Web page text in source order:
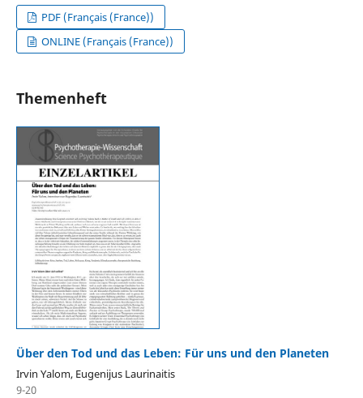
PDF (Français (France))
ONLINE (Français (France))
Themenheft
Über den Tod und das Leben: Für uns und den Planeten
Irvin Yalom, Eugenijus Laurinaitis
9-20